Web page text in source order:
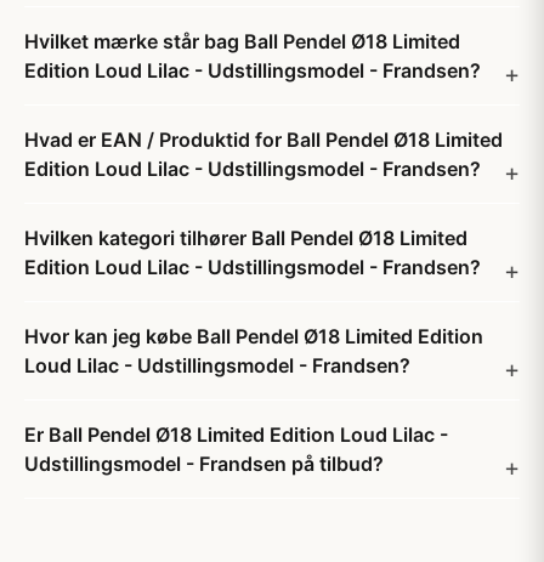
Hvilket mærke står bag Ball Pendel Ø18 Limited
Edition Loud Lilac - Udstillingsmodel - Frandsen?
Hvad er EAN / Produktid for Ball Pendel Ø18 Limited
Edition Loud Lilac - Udstillingsmodel - Frandsen?
Hvilken kategori tilhører Ball Pendel Ø18 Limited
Edition Loud Lilac - Udstillingsmodel - Frandsen?
Hvor kan jeg købe Ball Pendel Ø18 Limited Edition
Loud Lilac - Udstillingsmodel - Frandsen?
Er Ball Pendel Ø18 Limited Edition Loud Lilac -
Udstillingsmodel - Frandsen på tilbud?